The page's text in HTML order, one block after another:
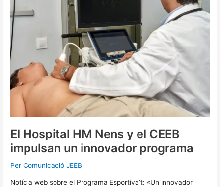
El Hospital HM Nens y el CEEB
impulsan un innovador programa
Per Comunicació JEEB
Notícia web sobre el Programa Esportiva’t: «Un innovador
y
el
CEEB
impulsan
un
innovador
programa